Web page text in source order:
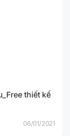
thiết kế
06/01/2021